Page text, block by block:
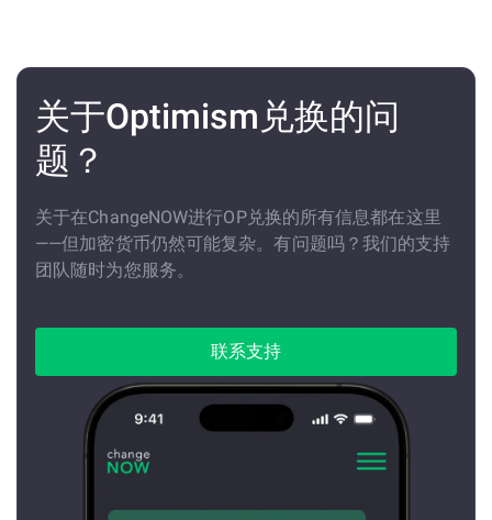
关于Optimism兑换的问
题？
关于在ChangeNOW进行OP兑换的所有信息都在这里
——但加密货币仍然可能复杂。有问题吗？我们的支持
团队随时为您服务。
联系支持